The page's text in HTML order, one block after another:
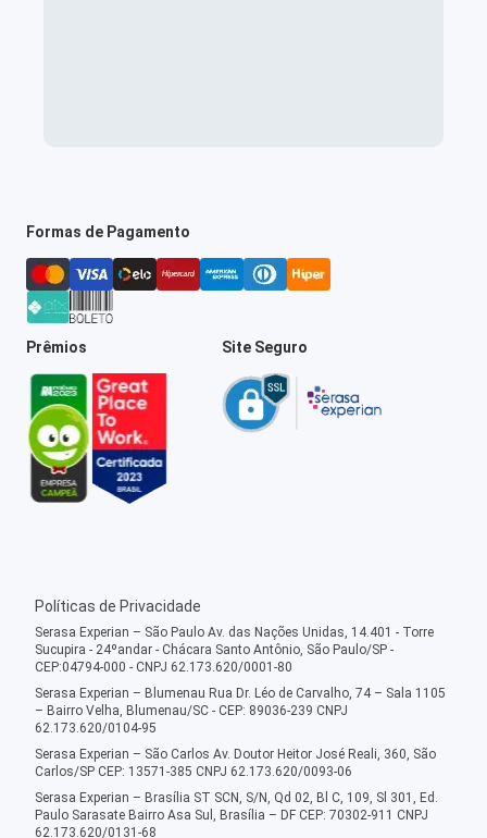
Formas de Pagamento
Prêmios Site Seguro
Políticas de Privacidade
Serasa Experian – São Paulo Av. das Nações Unidas, 14.401 - Torre
Sucupira - 24ºandar - Chácara Santo Antônio, São Paulo/SP -
CEP:04794-000 - CNPJ 62.173.620/0001-80
Serasa Experian – Blumenau Rua Dr. Léo de Carvalho, 74 – Sala 1105
– Bairro Velha, Blumenau/SC - CEP: 89036-239 CNPJ
62.173.620/0104-95
Serasa Experian – São Carlos Av. Doutor Heitor José Reali, 360, São
Carlos/SP CEP: 13571-385 CNPJ 62.173.620/0093-06
Serasa Experian – Brasília ST SCN, S/N, Qd 02, Bl C, 109, Sl 301, Ed.
Paulo Sarasate Bairro Asa Sul, Brasília – DF CEP: 70302-911 CNPJ
62.173.620/0131-68